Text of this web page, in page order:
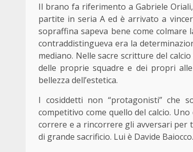
Il brano fa riferimento a Gabriele
partite in seria A ed è arrivato a
sopraffina sapeva bene come colmare
contraddistingueva era la
mediano. Nelle sacre scritture del
delle proprie squadre e dei propri
bellezza dell’estetica.
I cosiddetti non “protagonisti” che
competitivo come quello del calcio.
correre e a rincorrere gli avversari per
di grande sacrificio. Lui è Davide Baiocco.